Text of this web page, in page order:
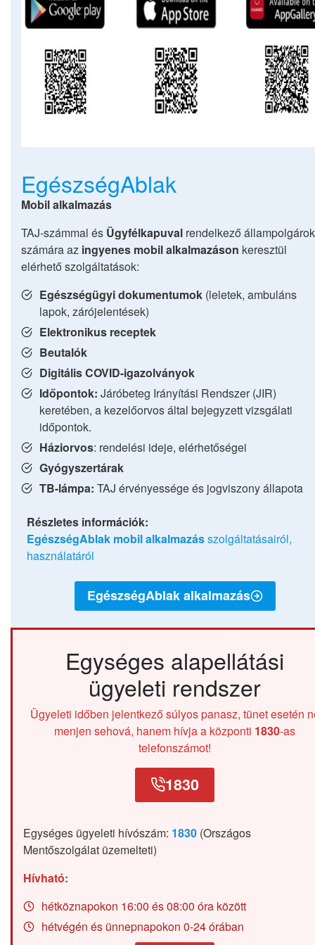
EgészségAblak
Mobil alkalmazás
TAJ-számmal és Ügyfélkapuval rendelkező állampolgárok
számára az ingyenes mobil alkalmazáson keresztül
elérhető szolgáltatások:
Egészségügyi dokumentumok (leletek, ambuláns
lapok, zárójelentések)
Elektronikus receptek
Beutalók
Digitális COVID-igazolványok
Időpontok: Járóbeteg Irányítási Rendszer (JIR)
keretében, a kezelőorvos által bejegyzett vizsgálati
időpontok.
Háziorvos: rendelési ideje, elérhetőségei
Gyógyszertárak
TB-lámpa: TAJ érvényessége és jogviszony állapota
Részletes információk:
EgészségAblak mobil alkalmazásszolgáltatásairól,
használatáról
EgészségAblak alkalmazás
Egységes alapellátási
ügyeleti rendszer
Ügyeleti időben jelentkező súlyos panasz, tünet esetén
menjen sehová, hanem hívja a központi 1830-as
telefonszámot!
1830
Egységes ügyeleti hívószám: 1830 (Országos
Mentőszolgálat üzemelteti)
Hívható:
hétköznapokon 16:00 és 08:00 óra között
hétvégén és ünnepnapokon 0-24 órában